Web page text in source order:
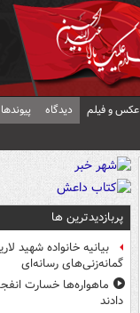
عکس و فیلم دیدگاه پیوندها
پربازدیدترین ها
بیانیه خانواده شهید
گمانه‌زنی‌های رسانه‌ای
ماهواره‌ها خسارت
دادند